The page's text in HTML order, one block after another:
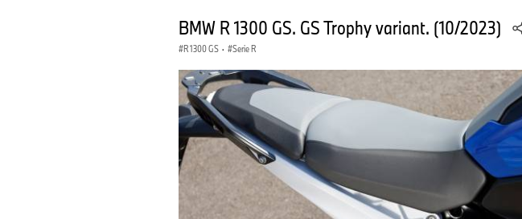
BMW R 1300 GS. GS Trophy variant. (10/2023)
R 1300 GS · Serie R